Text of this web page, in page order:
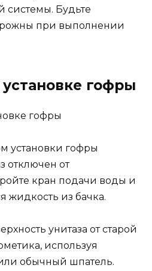
системы. Будьте
при выполнении
гофры
установки гофры
отключен от
кран подачи воды и
жидкость из бачка.
унитаза от старой
используя
обычный шпатель.